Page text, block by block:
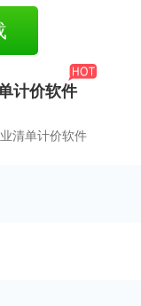
计价软件
清单计价软件